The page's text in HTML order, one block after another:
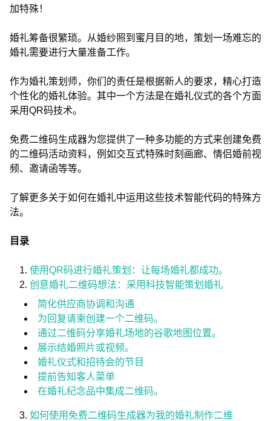
加特殊！
婚礼筹备很繁琐。从婚纱照到蜜月目的地，策划一场难忘的
婚礼需要进行大量准备工作。
作为婚礼策划师，你们的责任是根据新人的要求，精心打造
个性化的婚礼体验。其中一个方法是在婚礼仪式的各个方面
采用QR码技术。
免费二维码生成器为您提供了一种多功能的方式来创建免费
的二维码活动资料，例如交互式特殊时刻画廊、情侣婚前视
频、邀请函等等。
了解更多关于如何在婚礼中运用这些技术智能代码的特殊方
法。
目录
使用QR码进行婚礼策划：让每场婚礼都成功。
创意婚礼二维码想法：采用科技智能策划婚礼
简化供应商协调和沟通
为回复请柬创建一个二维码。
通过二维码分享婚礼场地的谷歌地图位置。
展示结婚照片或视频。
婚礼仪式和招待会的节目
提前告知客人菜单
在婚礼纪念品中集成二维码。
如何使用免费二维码生成器为我的婚礼制作二维